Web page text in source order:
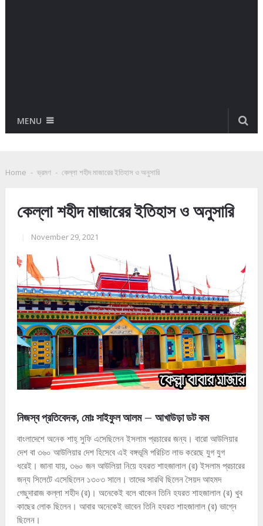
MENU
Home - ভ্রমণ - কেল্লা শহীদ মাজারের ইতিহাস ও অনুসারি
কেল্লা শহীদ মাজারের ইতিহাস ও অনুসারি
November 29, 2021
নিজস্ব প্রতিবেদক, মোঃ সাইফুল আলম – আখাউড়া ডট কম
বাংলাদেশে অনেক শাহ্ সুফি এসেছিলেন ইসলাম প্রচারের জন্য। বারো আউলিয়ার
দেশ বা ৩৬০ আউলিয়ার দেশ হিসেবে এই বঙ্গভূমি পরিচিত লাভ করেছে যুগ যুগ
ধরেই। জানা যায়, ৩৬০ জন আউলিয়া নিয়ে হযরত শাহজালাল (র) ইসলাম প্রচারের
জন্য সিলেটে এসেছিলেন ১৩০৩ সালে। তাদের সারথি ছিলেন সৈয়দ আহমদ
গেছুদারাজ কল্লা শহীদ (র)। অনেকেই বলে থাকেন তিনি হযরত শাহজালাল (র) খুব
কাছের লোক ছিলেন। আবার অনেকেই ভাবেন তিনি হযরত শাহজালাল (র) ভাগ্নে
ছিলেন।